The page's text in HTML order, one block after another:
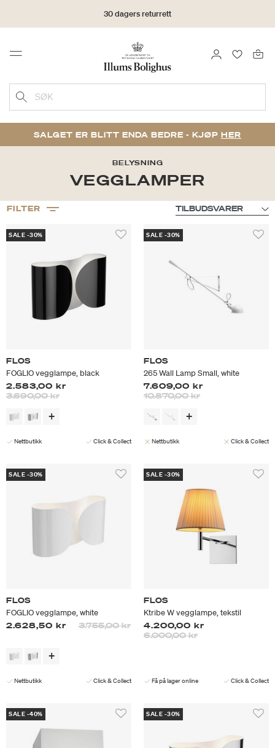
30 dagers returrett
Menu LOGG INN
SØK
SALGET ER BLITT ENDA BEDRE - KJØP HER
BELYSNING
VEGGLAMPER
FILTER
SALE -30%
FLOS
FOGLIO vegglampe, black
2.583,00 kr
Prisen er nedsatt fra
3.690,00 krtil
Nettbutikk Click & Collect
SALE -30%
FLOS
265 Wall Lamp Small, white
7.609,00 kr
Prisen er nedsatt fra
10.870,00 krtil
Nettbutikk Click & Collect
SALE -30%
FLOS
FOGLIO vegglampe, white
2.628,50 kr
Prisen er nedsatt fra
3.755,00 krtil
Nettbutikk Click & Collect
SALE -30%
FLOS
Ktribe W vegglampe, tekstil
4.200,00 kr
Prisen er nedsatt fra
6.000,00 krtil
Få på lager online Click & Collect
SALE -40% SALE -30%